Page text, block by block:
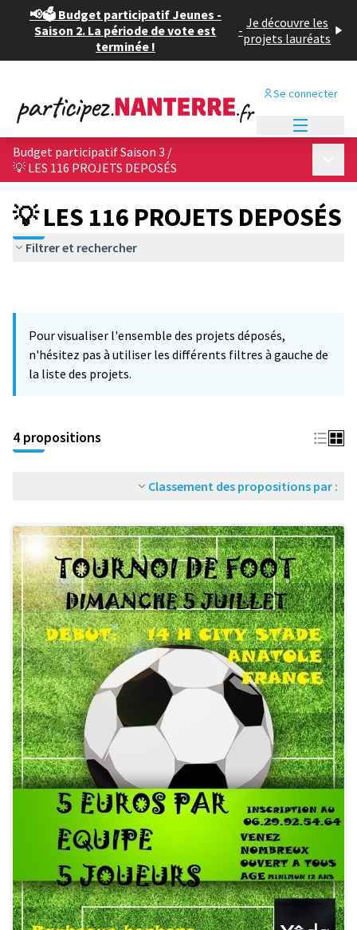
📢🗳️ Budget participatif Jeunes -
Saison 2. La période de vote est
terminée !
- Je découvre les
projets lauréats
Se connecter
Budget participatif Saison 3 /
💡 LES 116 PROJETS DEPOSÉS
💡 LES 116 PROJETS DEPOSÉS
Filtrer et rechercher
Pour visualiser l'ensemble des projets déposés,
n'hésitez pas à utiliser les différents filtres à gauche de
la liste des projets.
4 propositions
Classement des propositions par :